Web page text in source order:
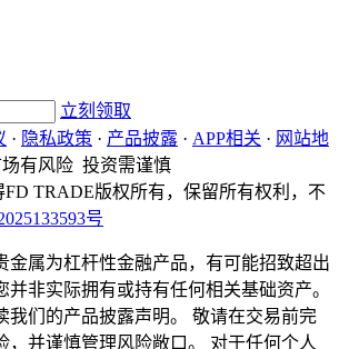
立刻领取
· 隐私政策 · 产品披露 · APP相关 · 网站地
有风险 投资需谨慎
FD TRADE版权所有，保留所有权利，不
号
金属为杠杆性金融产品，有可能招致超出
并非实际拥有或持有任何相关基础资产。
我们的产品披露声明。 敬请在交易前完
，并谨慎管理风险敞口。 对于任何个人